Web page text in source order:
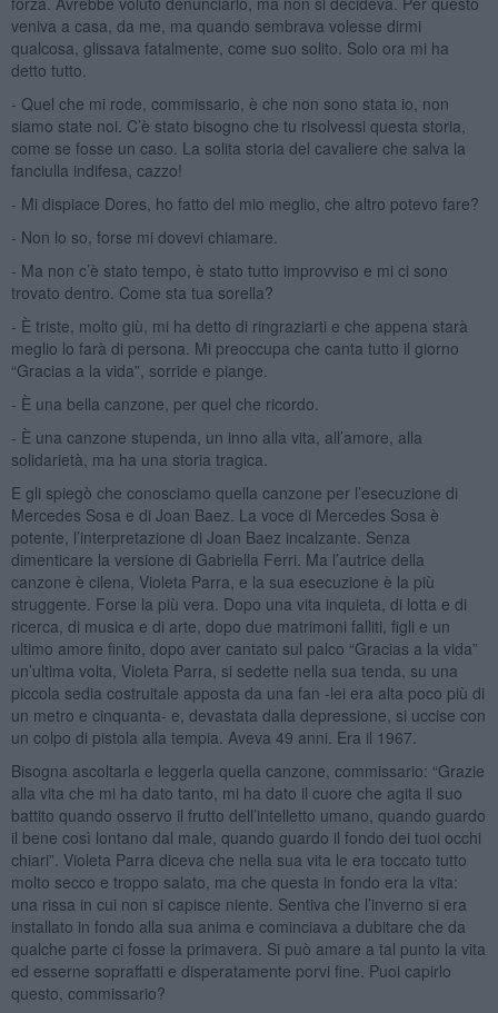
veniva a casa, da me, ma quando sembrava volesse dirmi
qualcosa, glissava fatalmente, come suo solito. Solo ora mi ha
detto tutto.
- Quel che mi rode, commissario, è che non sono stata io, non
siamo state noi. C’è stato bisogno che tu risolvessi questa storia,
come se fosse un caso. La solita storia del cavaliere che salva la
fanciulla indifesa, cazzo!
- Mi dispiace Dores, ho fatto del mio meglio, che altro potevo fare?
- Non lo so, forse mi dovevi chiamare.
- Ma non c’è stato tempo, è stato tutto improvviso e mi ci sono
trovato dentro. Come sta tua sorella?
- È triste, molto giù, mi ha detto di ringraziarti e che appena starà
meglio lo farà di persona. Mi preoccupa che canta tutto il giorno
“Gracias a la vida”, sorride e piange.
- È una bella canzone, per quel che ricordo.
- È una canzone stupenda, un inno alla vita, all’amore, alla
solidarietà, ma ha una storia tragica.
E gli spiegò che conosciamo quella canzone per l’esecuzione di
Mercedes Sosa e di Joan Baez. La voce di Mercedes Sosa è
potente, l’interpretazione di Joan Baez incalzante. Senza
dimenticare la versione di Gabriella Ferri. Ma l’autrice della
canzone è cilena, Violeta Parra, e la sua esecuzione è la più
struggente. Forse la più vera. Dopo una vita inquieta, di lotta e di
ricerca, di musica e di arte, dopo due matrimoni falliti, figli e un
ultimo amore finito, dopo aver cantato sul palco “Gracias a la vida”
un’ultima volta, Violeta Parra, si sedette nella sua tenda, su una
piccola sedia costruitale apposta da una fan -lei era alta poco più di
un metro e cinquanta- e, devastata dalla depressione, si uccise con
un colpo di pistola alla tempia. Aveva 49 anni. Era il 1967.
Bisogna ascoltarla e leggerla quella canzone, commissario: “Grazie
alla vita che mi ha dato tanto, mi ha dato il cuore che agita il suo
battito quando osservo il frutto dell’intelletto umano, quando guardo
il bene così lontano dal male, quando guardo il fondo dei tuoi occhi
chiari”. Violeta Parra diceva che nella sua vita le era toccato tutto
molto secco e troppo salato, ma che questa in fondo era la vita:
una rissa in cui non si capisce niente. Sentiva che l’inverno si era
installato in fondo alla sua anima e cominciava a dubitare che da
qualche parte ci fosse la primavera. Si può amare a tal punto la vita
ed esserne sopraffatti e disperatamente porvi fine. Puoi capirlo
questo, commissario?